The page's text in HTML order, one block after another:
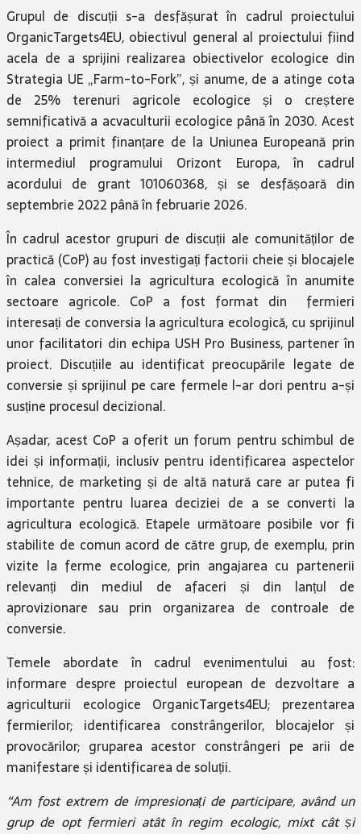
Grupul de discuții s-a desfășurat în cadrul proiectului
OrganicTargets4EU, obiectivul general al proiectului fiind
acela de a sprijini realizarea obiectivelor ecologice din
Strategia UE „Farm-to-Fork”, și anume, de a atinge cota
de 25% terenuri agricole ecologice și o creștere
semnificativă a acvaculturii ecologice până în 2030. Acest
proiect a primit finanțare de la Uniunea Europeană prin
intermediul programului Orizont Europa, în cadrul
acordului de grant 101060368, și se desfășoară din
septembrie 2022 până în februarie 2026.
În cadrul acestor grupuri de discuții ale comunităților de
practică (CoP) au fost investigați factorii cheie și blocajele
în calea conversiei la agricultura ecologică în anumite
sectoare agricole. CoP a fost format din fermieri
interesați de conversia la agricultura ecologică, cu sprijinul
unor facilitatori din echipa USH Pro Business, partener în
proiect. Discuțiile au identificat preocupările legate de
conversie și sprijinul pe care fermele l-ar dori pentru a-și
susține procesul decizional.
Așadar, acest CoP a oferit un forum pentru schimbul de
idei și informații, inclusiv pentru identificarea aspectelor
tehnice, de marketing și de altă natură care ar putea fi
importante pentru luarea deciziei de a se converti la
agricultura ecologică. Etapele următoare posibile vor fi
stabilite de comun acord de către grup, de exemplu, prin
vizite la ferme ecologice, prin angajarea cu partenerii
relevanți din mediul de afaceri și din lanțul de
aprovizionare sau prin organizarea de controale de
conversie.
Temele abordate în cadrul evenimentului au fost:
informare despre proiectul european de dezvoltare a
agriculturii ecologice OrganicTargets4EU; prezentarea
fermierilor; identificarea constrângerilor, blocajelor și
provocărilor; gruparea acestor constrângeri pe arii de
manifestare și identificarea de soluții.
“Am fost extrem de impresionați de participare, având un
grup de opt fermieri atât în regim ecologic, mixt cât și